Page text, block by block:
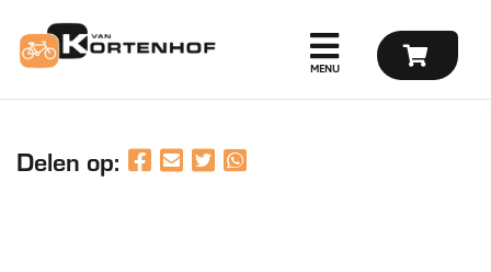
Delen op: